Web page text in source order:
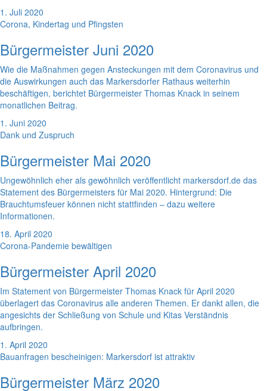
1. Juli 2020
Corona, Kindertag und Pfingsten
Bürgermeister Juni 2020
Wie die Maßnahmen gegen Ansteckungen mit dem Coronavirus und
die Auswirkungen auch das Markersdorfer Rathaus weiterhin
beschäftigen, berichtet Bürgermeister Thomas Knack in seinem
monatlichen Beitrag.
1. Juni 2020
Dank und Zuspruch
Bürgermeister Mai 2020
Ungewöhnlich eher als gewöhnlich veröffentlicht markersdorf.de das
Statement des Bürgermeisters für Mai 2020. Hintergrund: Die
Brauchtumsfeuer können nicht stattfinden – dazu weitere
Informationen.
18. April 2020
Corona-Pandemie bewältigen
Bürgermeister April 2020
Im Statement von Bürgermeister Thomas Knack für April 2020
überlagert das Coronavirus alle anderen Themen. Er dankt allen, die
angesichts der Schließung von Schule und Kitas Verständnis
aufbringen.
1. April 2020
Bauanfragen bescheinigen: Markersdorf ist attraktiv
Bürgermeister März 2020